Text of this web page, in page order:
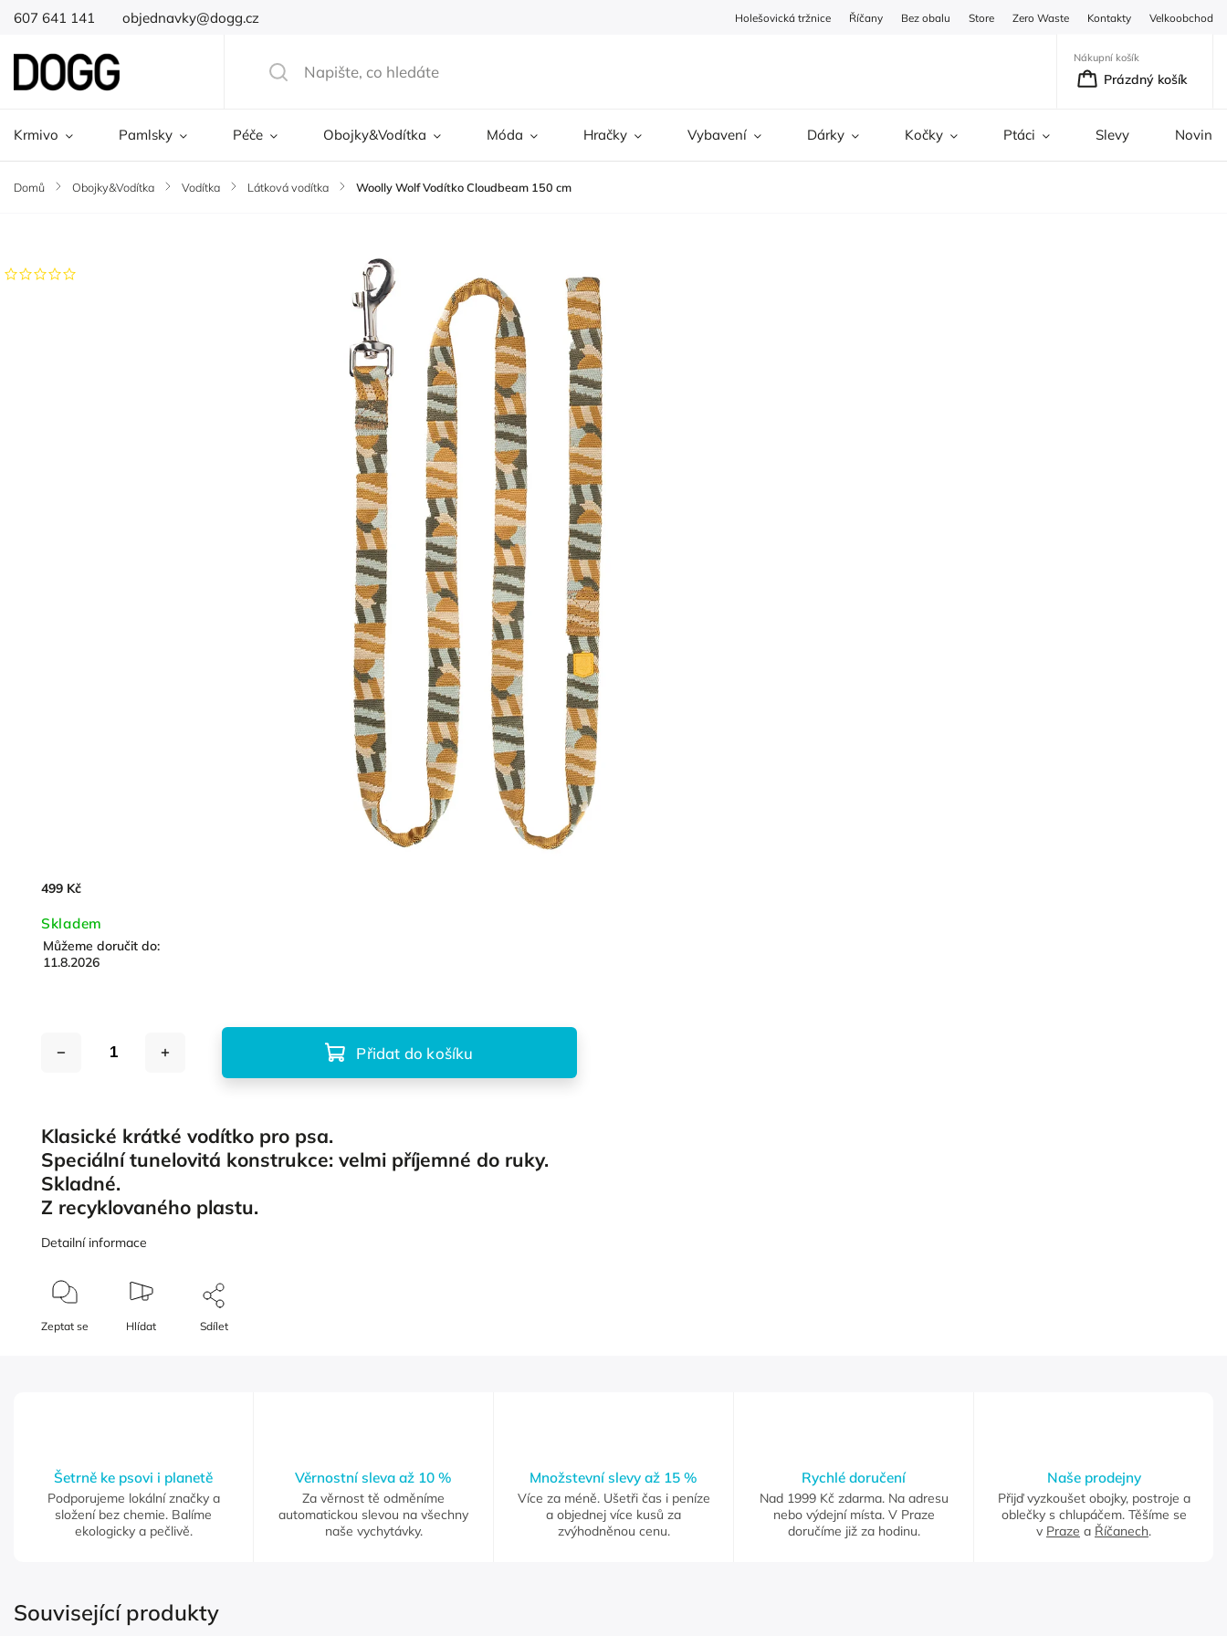
607 641 141 objednavky@dogg.cz Holešovická tržnice Říčany Bez obalu Store Zero Waste Kontakty Velkoobchod
Nákupní košík
Prázdný košík
Krmivo Pamlsky Péče Obojky&Vodítka Móda Hračky Vybavení Dárky Kočky Ptáci Slevy Novinky
Domů / Obojky&Vodítka / Vodítka / Látková vodítka / Woolly Wolf Vodítko Cloudbeam 150 cm
499 Kč
Skladem
Můžeme doručit do:
11.8.2026
Přidat do košíku
Klasické krátké vodítko pro psa.
Speciální tunelovitá konstrukce: velmi příjemné do ruky.
Skladné.
Z recyklovaného plastu.
Detailní informace
Zeptat se Hlídat Sdílet
Šetrně ke psovi i planetě
Podporujeme lokální značky a
složení bez chemie. Balíme
ekologicky a pečlivě.
Věrnostní sleva až 10 %
Za věrnost tě odměníme
automatickou slevou na všechny
naše vychytávky.
Množstevní slevy až 15 %
Více za méně. Ušetři čas i peníze
a objednej více kusů za
zvýhodněnou cenu.
Rychlé doručení
Nad 1999 Kč zdarma. Na adresu
nebo výdejní místa. V Praze
doručíme již za hodinu.
Naše prodejny
Přijď vyzkoušet obojky, postroje a
oblečky s chlupáčem. Těšíme se
v Praze a Říčanech.
Související produkty